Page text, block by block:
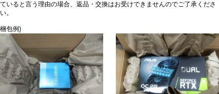
ていると言う理由の場合、返品・交換はお受けできませんのでご了承くださ
い。
梱包例)